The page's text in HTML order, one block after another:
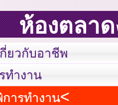
ห้องตลา
ยวกับอาชีพ
ทำงาน
ารทำงาน